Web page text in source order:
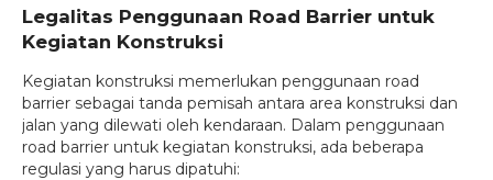
Legalitas Penggunaan Road Barrier untuk
Kegiatan Konstruksi
Kegiatan konstruksi memerlukan penggunaan road
barrier sebagai tanda pemisah antara area konstruksi dan
jalan yang dilewati oleh kendaraan. Dalam penggunaan
road barrier untuk kegiatan konstruksi, ada beberapa
regulasi yang harus dipatuhi: